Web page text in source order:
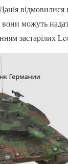
відмовилися
вони можуть
застарілих